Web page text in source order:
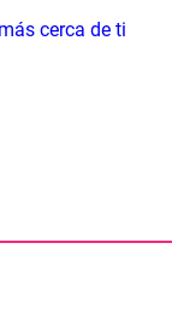
cerca de ti